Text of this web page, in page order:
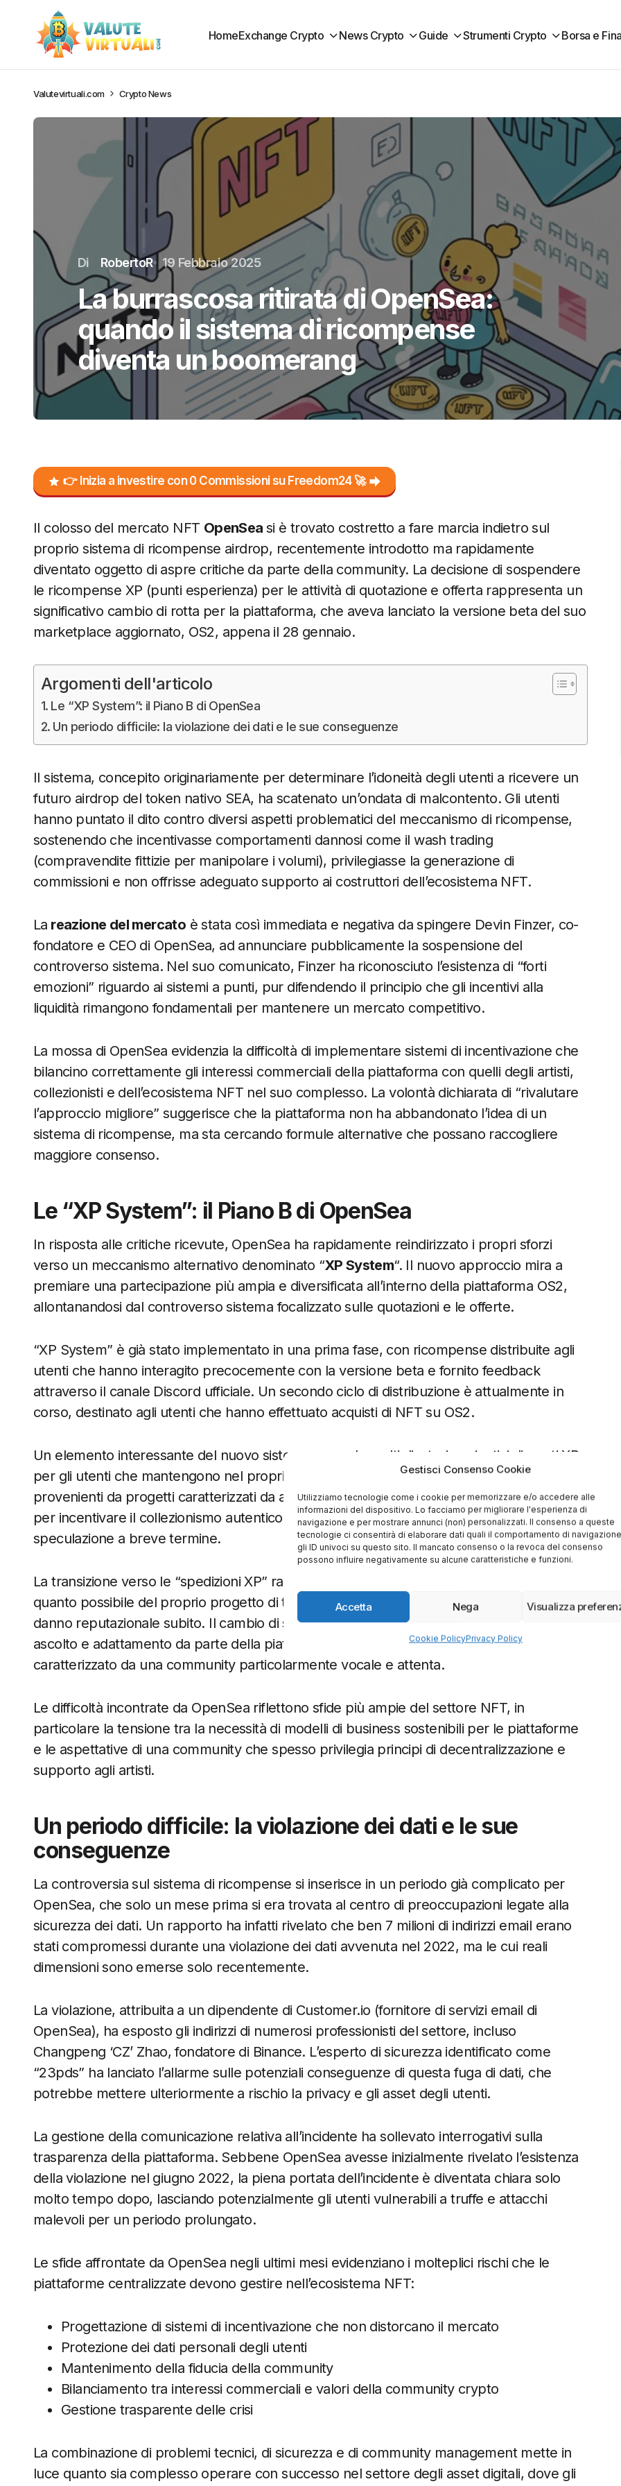
Gestisci Consenso Cookie
Utilizziamo tecnologie come i cookie per memorizzare e/o accedere alle
informazioni del dispositivo. Lo facciamo per migliorare l'esperienza di
navigazione e per mostrare annunci (non) personalizzati. Il consenso a queste
tecnologie ci consentirà di elaborare dati quali il comportamento di
gli ID univoci su questo sito. Il mancato consenso o la revoca del consenso
possono influire negativamente su alcune caratteristiche e funzioni.
Accetta Nega Visualizza
Cookie PolicyPrivacy Policy
HomeExchange Crypto News Crypto Guide Strumenti Crypto Borsa e
Valutevirtuali.com Crypto News
Di RobertoR 19 Febbraio 2025
La burrascosa ritirata di OpenSea:
quando il sistema di ricompense
diventa un boomerang
👉 Inizia a investire con 0 Commissioni su Freedom24 🚀
Il colosso del mercato NFT OpenSeasi è trovato costretto a fare marcia indietro sul
proprio sistema di ricompense airdrop, recentemente introdotto ma rapidamente
diventato oggetto di aspre critiche da parte della community. La decisione di sospendere
le ricompense XP (punti esperienza) per le attività di quotazione e offerta rappresenta un
significativo cambio di rotta per la piattaforma, che aveva lanciato la versione beta del suo
marketplace aggiornato, OS2, appena il 28 gennaio.
Argomenti dell'articolo
Le “XP System”: il Piano B di OpenSea
Un periodo difficile: la violazione dei dati e le sue conseguenze
Il sistema, concepito originariamente per determinare l’idoneità degli utenti a ricevere un
futuro airdrop del token nativo SEA, ha scatenato un’ondata di malcontento. Gli utenti
hanno puntato il dito contro diversi aspetti problematici del meccanismo di ricompense,
sostenendo che incentivasse comportamenti dannosi come il wash trading
(compravendite fittizie per manipolare i volumi), privilegiasse la generazione di
commissioni e non offrisse adeguato supporto ai costruttori dell’ecosistema NFT.
La reazione del mercato è stata così immediata e negativa da spingere Devin Finzer, co-
fondatore e CEO di OpenSea, ad annunciare pubblicamente la sospensione del
controverso sistema. Nel suo comunicato, Finzer ha riconosciuto l’esistenza di “forti
emozioni” riguardo ai sistemi a punti, pur difendendo il principio che gli incentivi alla
liquidità rimangono fondamentali per mantenere un mercato competitivo.
La mossa di OpenSea evidenzia la difficoltà di implementare sistemi di incentivazione che
bilancino correttamente gli interessi commerciali della piattaforma con quelli degli artisti,
collezionisti e dell’ecosistema NFT nel suo complesso. La volontà dichiarata di “rivalutare
l’approccio migliore” suggerisce che la piattaforma non ha abbandonato l’idea di un
sistema di ricompense, ma sta cercando formule alternative che possano raccogliere
maggiore consenso.
Le “XP System”: il Piano B di OpenSea
In risposta alle critiche ricevute, OpenSea ha rapidamente reindirizzato i propri sforzi
verso un meccanismo alternativo denominato “XP System“. Il nuovo approccio mira a
premiare una partecipazione più ampia e diversificata all’interno della piattaforma OS2,
allontanandosi dal controverso sistema focalizzato sulle quotazioni e le offerte.
“XP System” è già stato implementato in una prima fase, con ricompense distribuite agli
utenti che hanno interagito precocemente con la versione beta e fornito feedback
attraverso il canale Discord ufficiale. Un secondo ciclo di distribuzione è attualmente in
corso, destinato agli utenti che hanno effettuato acquisti di NFT su OS2.
Un elemento interessante del nuovo sistema prevede moltiplicatori aggiuntivi di punti XP
per gli utenti che mantengono nel proprio portafoglio, per oltre tre mesi, asset
provenienti da progetti caratterizzati da alti volumi di scambio. La misura sembra pensata
per incentivare il collezionismo autentico e l’investimento a lungo termine, piuttosto che la
speculazione a breve termine.
La transizione verso le “spedizioni XP” rappresenta un tentativo di OpenSea di salvare
quanto possibile del proprio progetto di tokenizzazione, minimizzando al contempo il
danno reputazionale subito. Il cambio di strategia dimostra anche una certa capacità di
ascolto e adattamento da parte della piattaforma, elementi essenziali in un settore
caratterizzato da una community particolarmente vocale e attenta.
Le difficoltà incontrate da OpenSea riflettono sfide più ampie del settore NFT, in
particolare la tensione tra la necessità di modelli di business sostenibili per le piattaforme
e le aspettative di una community che spesso privilegia principi di decentralizzazione e
supporto agli artisti.
Un periodo difficile: la violazione dei dati e le sue
conseguenze
La controversia sul sistema di ricompense si inserisce in un periodo già complicato per
OpenSea, che solo un mese prima si era trovata al centro di preoccupazioni legate alla
sicurezza dei dati. Un rapporto ha infatti rivelato che ben 7 milioni di indirizzi email erano
stati compromessi durante una violazione dei dati avvenuta nel 2022, ma le cui reali
dimensioni sono emerse solo recentemente.
La violazione, attribuita a un dipendente di Customer.io (fornitore di servizi email di
OpenSea), ha esposto gli indirizzi di numerosi professionisti del settore, incluso
Changpeng ‘CZ’ Zhao, fondatore di Binance. L’esperto di sicurezza identificato come
“23pds” ha lanciato l’allarme sulle potenziali conseguenze di questa fuga di dati, che
potrebbe mettere ulteriormente a rischio la privacy e gli asset degli utenti.
La gestione della comunicazione relativa all’incidente ha sollevato interrogativi sulla
trasparenza della piattaforma. Sebbene OpenSea avesse inizialmente rivelato l’esistenza
della violazione nel giugno 2022, la piena portata dell’incidente è diventata chiara solo
molto tempo dopo, lasciando potenzialmente gli utenti vulnerabili a truffe e attacchi
malevoli per un periodo prolungato.
Le sfide affrontate da OpenSea negli ultimi mesi evidenziano i molteplici rischi che le
piattaforme centralizzate devono gestire nell’ecosistema NFT:
Progettazione di sistemi di incentivazione che non distorcano il mercato
Protezione dei dati personali degli utenti
Mantenimento della fiducia della community
Bilanciamento tra interessi commerciali e valori della community crypto
Gestione trasparente delle crisi
La combinazione di problemi tecnici, di sicurezza e di community management mette in
luce quanto sia complesso operare con successo nel settore degli asset digitali, dove gli